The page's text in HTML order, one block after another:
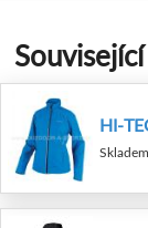
HI-
Skladem